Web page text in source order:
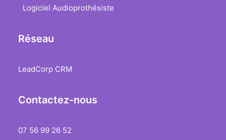
Logiciel Audioprothésiste
Réseau
LeadCorp CRM
Contactez-nous
07 56 99 26 52